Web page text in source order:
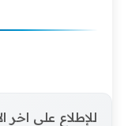
للإطلاع على اخر